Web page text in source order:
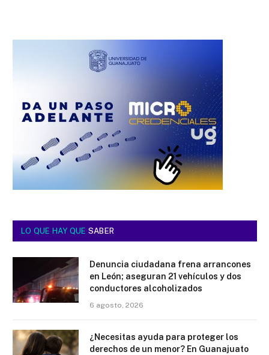
LO QUE HAY QUE SABER
Denuncia ciudadana frena arrancones
en León; aseguran 21 vehículos y dos
conductores alcoholizados
6 agosto, 2026
¿Necesitas ayuda para proteger los
derechos de un menor? En Guanajuato